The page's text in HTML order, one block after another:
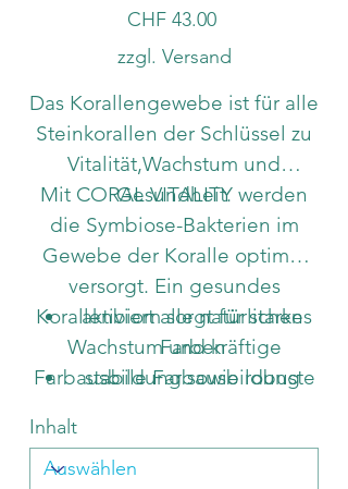
Preis
CHF 43.00
zzgl. Versand
Das Korallengewebe ist für alle
Steinkorallen der Schlüssel zu
Vitalität,Wachstum und
Gesundheit.
Mit CORAL VITALITY werden
die Symbiose-Bakterien im
Gewebe der Koralle optimal
versorgt. Ein gesundes
Korallenbiom sorgt für starkes
Wachstum und kräftige
Farbausbildung sowie robuste
Korallen mit einem starken
Korallenbiom sind wesentlich
aktiviert alle natürlichen
Farben
stabile Farbausbildung
Inhalt